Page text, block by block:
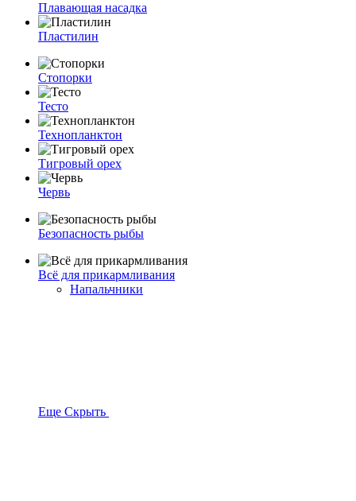
Плавающая насадка
Пластилин
Стопорки
Тесто
Технопланктон
Тигровый орех
Червь
Безопасность рыбы
Всё для прикармливания
Напальчники
Еще Скрыть